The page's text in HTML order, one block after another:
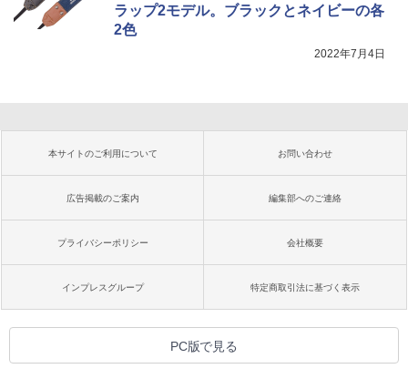
ラップ2モデル。ブラックとネイビーの各
2色
2022年7月4日
本サイトのご利用について お問い合わせ
広告掲載のご案内 編集部へのご連絡
プライバシーポリシー 会社概要
インプレスグループ 特定商取引法に基づく表示
PC版で見る